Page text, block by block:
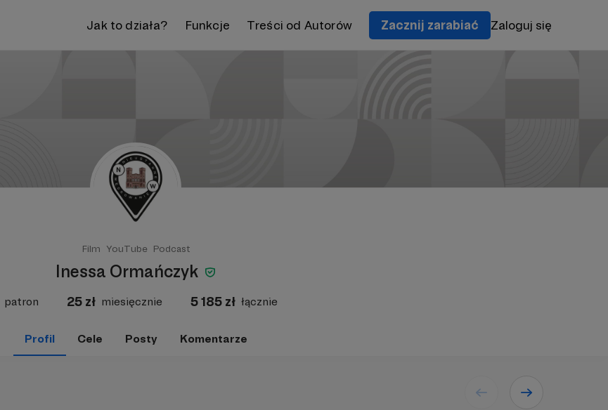
Jak to działa? Funkcje Treści od Autorów Zacznij zarabiać Zaloguj się
Film YouTube Podcast
Inessa Ormańczyk
patron 25 zł miesięcznie 5 185 zł łącznie
Profil Cele Posty Komentarze